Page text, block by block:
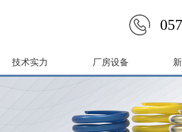
技术实力 厂房设备